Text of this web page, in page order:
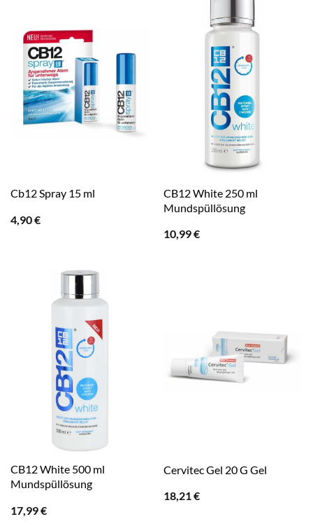
Cb12 Spray 15 ml
4,90€
CB12 White 250 ml
Mundspüllösung
10,99€
CB12 White 500 ml
Mundspüllösung
17,99€
Cervitec Gel 20 G Gel
18,21€